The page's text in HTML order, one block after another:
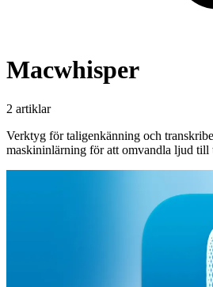
Macwhisper
2 artiklar
Verktyg för taligenkänning och
maskininlärning för att omvandla ljud till